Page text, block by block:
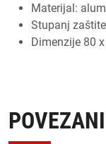
Materijal:
Stupanj
Dimenzije 80